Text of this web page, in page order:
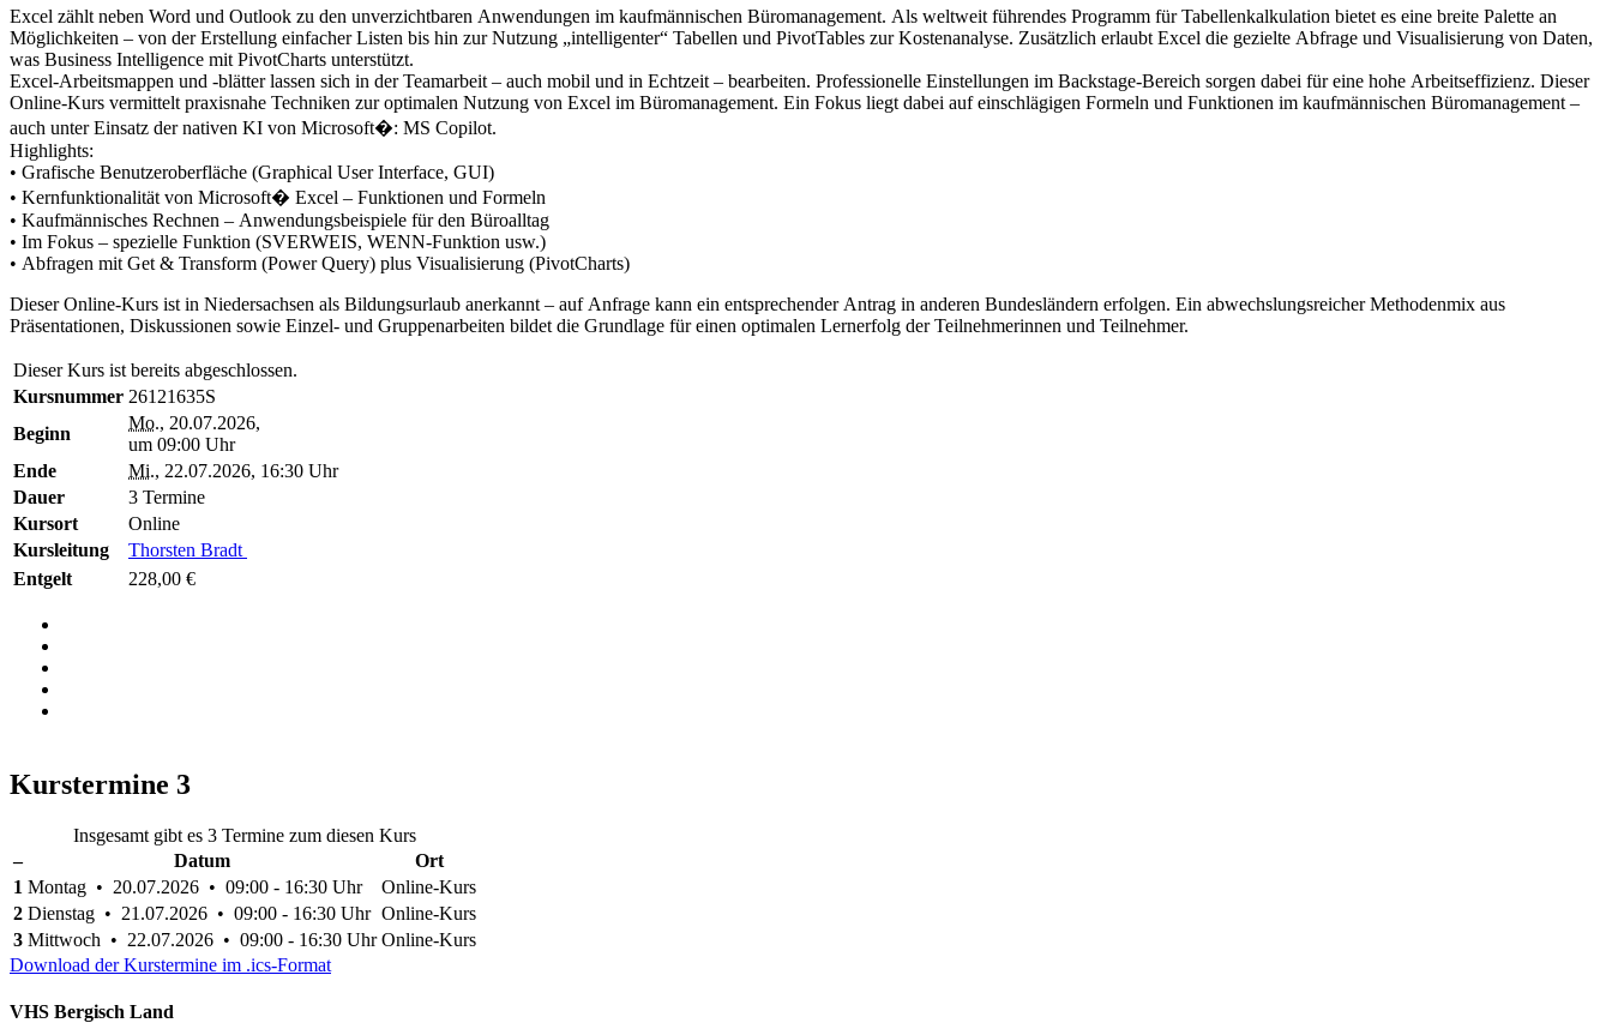
Excel zählt neben Word und Outlook zu den unverzichtbaren Anwendungen im kaufmännischen Büromanagement. Als weltweit führendes Programm für Tabellenkalkulation bietet es eine breite Palette an
Möglichkeiten – von der Erstellung einfacher Listen bis hin zur Nutzung „intelligenter“ Tabellen und PivotTables zur Kostenanalyse. Zusätzlich erlaubt Excel die gezielte Abfrage und Visualisierung von Daten,
was Business Intelligence mit PivotCharts unterstützt.
Excel-Arbeitsmappen und -blätter lassen sich in der Teamarbeit – auch mobil und in Echtzeit – bearbeiten. Professionelle Einstellungen im Backstage-Bereich sorgen dabei für eine hohe Arbeitseffizienz. Dieser
Online-Kurs vermittelt praxisnahe Techniken zur optimalen Nutzung von Excel im Büromanagement. Ein Fokus liegt dabei auf einschlägigen Formeln und Funktionen im kaufmännischen Büromanagement –
auch unter Einsatz der nativen KI von Microsoft�: MS Copilot.
Highlights:
• Grafische Benutzeroberfläche (Graphical User Interface, GUI)
• Kernfunktionalität von Microsoft� Excel – Funktionen und Formeln
• Kaufmännisches Rechnen – Anwendungsbeispiele für den Büroalltag
• Im Fokus – spezielle Funktion (SVERWEIS, WENN-Funktion usw.)
• Abfragen mit Get & Transform (Power Query) plus Visualisierung (PivotCharts)
Dieser Online-Kurs ist in Niedersachsen als Bildungsurlaub anerkannt – auf Anfrage kann ein entsprechender Antrag in anderen Bundesländern erfolgen. Ein abwechslungsreicher Methodenmix aus
Präsentationen, Diskussionen sowie Einzel- und Gruppenarbeiten bildet die Grundlage für einen optimalen Lernerfolg der Teilnehmerinnen und Teilnehmer.
Dieser Kurs ist bereits abgeschlossen.
Kursnummer 26121635S
Beginn
Mo., 20.07.2026,
um 09:00 Uhr
Ende
Mi., 22.07.2026, 16:30 Uhr
Dauer
3 Termine
Kursort
Online
Kursleitung
Thorsten Bradt
Entgelt
228,00 €
Kurstermine 3
Insgesamt gibt es 3 Termine zum diesen Kurs
–
Datum
Ort
1 Montag • 20.07.2026 • 09:00 - 16:30 Uhr
Online-Kurs
2 Dienstag • 21.07.2026 • 09:00 - 16:30 Uhr Online-Kurs
3 Mittwoch • 22.07.2026 • 09:00 - 16:30 Uhr Online-Kurs
Download der Kurstermine im .ics-Format
VHS Bergisch Land